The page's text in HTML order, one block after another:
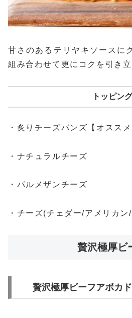
甘さのあるテリヤキソースに
組み合わせて更にコクを引き
トッピング
・炙りチーズバンズ【オススメ
・ナチュラルチーズ
・パルメザンチーズ
・チーズ(チェダー/アメリカン
贅沢極厚ビ
贅沢極厚ビーフアボカ